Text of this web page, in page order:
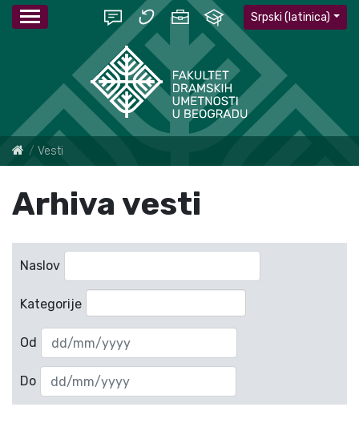
Srpski (latinica)
Vesti
Arhiva vesti
Naslov
Kategorije
Od
Do